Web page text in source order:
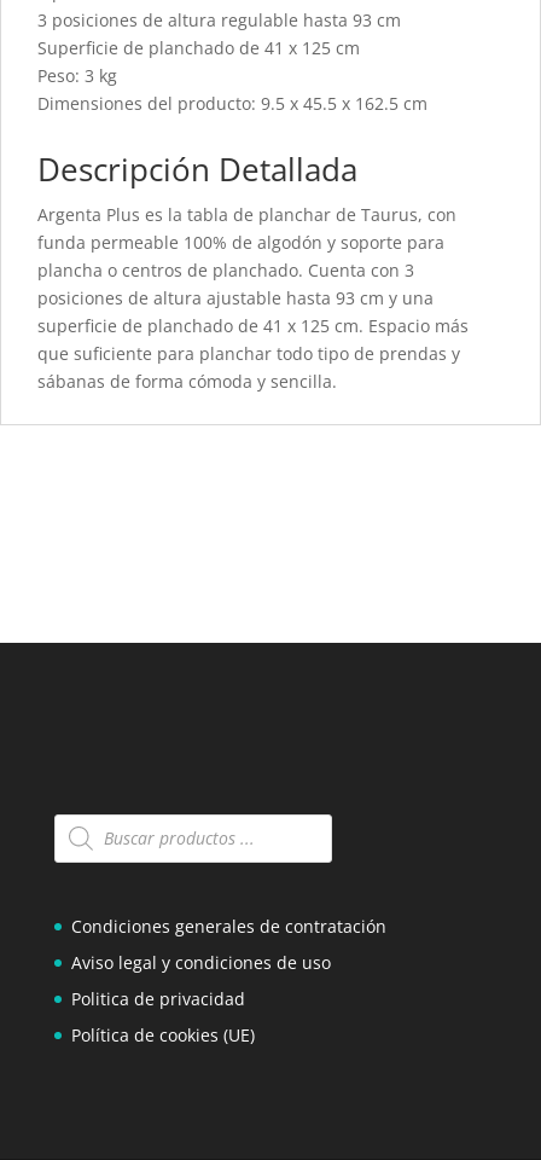
3 posiciones de altura regulable hasta 93 cm
Superficie de planchado de 41 x 125 cm
Peso: 3 kg
Dimensiones del producto: 9.5 x 45.5 x 162.5 cm
Descripción Detallada
Argenta Plus es la tabla de planchar de Taurus, con
funda permeable 100% de algodón y soporte para
plancha o centros de planchado. Cuenta con 3
posiciones de altura ajustable hasta 93 cm y una
superficie de planchado de 41 x 125 cm. Espacio más
que suficiente para planchar todo tipo de prendas y
sábanas de forma cómoda y sencilla.
Búsqueda
Condiciones generales de contratación
Aviso legal y condiciones de uso
Politica de privacidad
Política de cookies (UE)